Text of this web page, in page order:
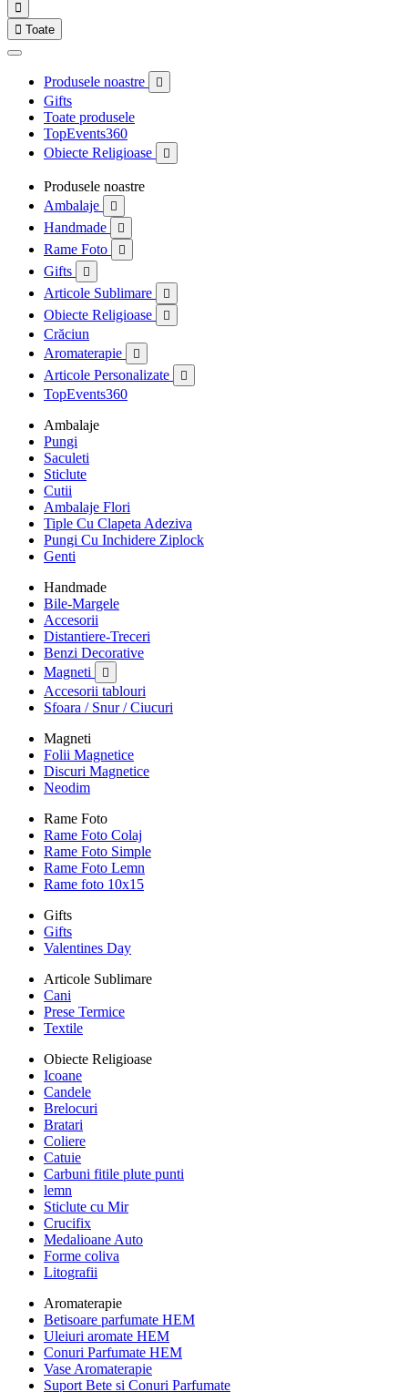

 Toate
Produsele noastre 
Gifts
Toate produsele
TopEvents360
Obiecte Religioase

Produsele noastre
Ambalaje

Handmade 
Rame Foto 
Gifts 
Articole Sublimare 
Obiecte Religioase 
Crăciun
Aromaterapie

Articole Personalizate 
TopEvents360
Ambalaje
Pungi
Saculeti
Sticlute
Cutii
Ambalaje Flori
Tiple Cu Clapeta Adeziva
Pungi Cu Inchidere Ziplock
Genti
Handmade
Bile-Margele
Accesorii
Distantiere-Treceri
Benzi Decorative
Magneti

Accesorii tablouri
Sfoara / Snur / Ciucuri
Magneti
Folii Magnetice
Discuri Magnetice
Neodim
Rame Foto
Rame Foto Colaj
Rame Foto Simple
Rame Foto Lemn
Rame foto 10x15
Gifts
Gifts
Valentines Day
Articole Sublimare
Cani
Prese Termice
Textile
Obiecte Religioase
Icoane
Candele
Brelocuri
Bratari
Coliere
Catuie
Carbuni fitile plute punti
lemn
Sticlute cu Mir
Crucifix
Medalioane Auto
Forme coliva
Litografii
Aromaterapie
Betisoare parfumate HEM
Uleiuri aromate HEM
Conuri Parfumate HEM
Vase Aromaterapie
Suport Bete si Conuri Parfumate